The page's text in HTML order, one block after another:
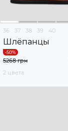
36 37 38 39 40
Шлёпанцы
5268 грн
2 цвета